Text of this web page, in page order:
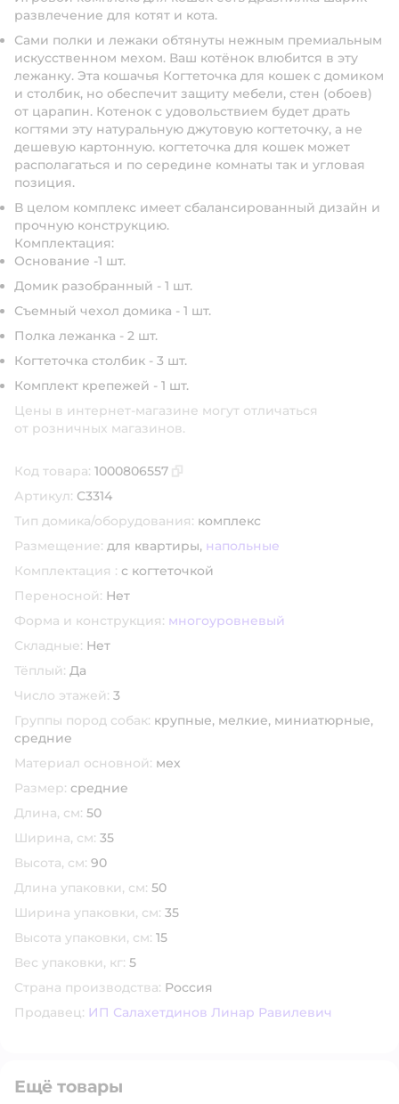
развлечение для котят и кота.
Сами полки и лежаки обтянуты нежным премиальным
искусственном мехом. Ваш котёнок влюбится в эту
лежанку. Эта кошачья Когтеточка для кошек с домиком
и столбик, но обеспечит защиту мебели, стен (обоев)
от царапин. Котенок с удовольствием будет драть
когтями эту натуральную джутовую когтеточку, а не
дешевую картонную. когтеточка для кошек может
располагаться и по середине комнаты так и угловая
позиция.
В целом комплекс имеет сбалансированный дизайн и
прочную конструкцию.
Комплектация:
Основание -1 шт.
Домик разобранный - 1 шт.
Съемный чехол домика - 1 шт.
Полка лежанка - 2 шт.
Когтеточка столбик - 3 шт.
Комплект крепежей - 1 шт.
Цены в интернет-магазине могут отличаться
от розничных магазинов.
Код товара: 1000806557
Артикул: С3314
Тип домика/оборудования: комплекс
Размещение: для квартиры, напольные
Комплектация : с когтеточкой
Переносной: Нет
Форма и конструкция: многоуровневый
Складные: Нет
Тёплый: Да
Число этажей: 3
Группы пород собак: крупные, мелкие, миниатюрные,
средние
Материал основной: мех
Размер: средние
Длина, см: 50
Ширина, см: 35
Высота, см: 90
Длина упаковки, см: 50
Ширина упаковки, см: 35
Высота упаковки, см: 15
Вес упаковки, кг: 5
Страна производства: Россия
Продавец: ИП Салахетдинов Линар Равилевич
Ещё товары